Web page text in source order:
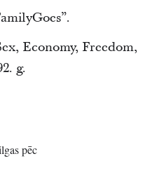
Economy, Freedom,
g.
pēc